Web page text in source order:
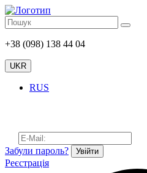
+38 (098) 138 44 04
UKR
RUS
Забули пароль? Увійти
Реєстрація